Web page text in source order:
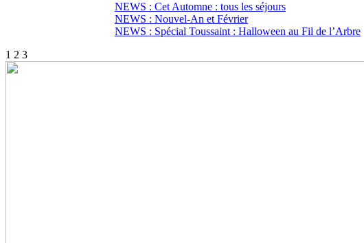
NEWS : Cet Automne : tous les séjours
NEWS : Nouvel-An et Février
NEWS : Spécial Toussaint : Halloween au Fil de l’Arbre
1 2 3